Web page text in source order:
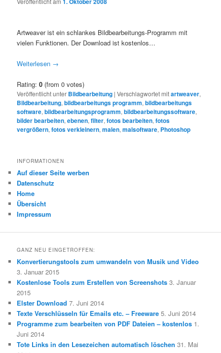
Artweaver ist ein schlankes Bildbearbeitungs-Programm mit
vielen Funktionen. Der Download ist kostenlos…
Weiterlesen →
Rating:0 (from 0 votes)
Veröffentlicht unter Bildbearbeitung |Verschlagwortet mitartweaver,
Bildbearbeitung,bildbearbeitungs programm,bildbearbeitungs
software,bildbearbeitungsprogramm,bildbearbeitungssoftware,
bilder bearbeiten,ebenen,filter,fotos bearbeiten,fotos
vergrößern,fotos verkleinern,malen,malsoftware, Photoshop
INFORMATIONEN
Auf dieser Seite werben
Datenschutz
Home
Übersicht
Impressum
GANZ NEU EINGETROFFEN:
Konvertierungstools zum umwandeln von Musik und Video
3. Januar 2015
Kostenlose Tools zum Erstellen von Screenshots 3. Januar
2015
Elster Download 7. Juni 2014
Texte Verschlüsseln für Emails etc. – Freeware 5. Juni 2014
Programme zum bearbeiten von PDF Dateien – kostenlos 1.
Juni 2014
Tote Links in den Lesezeichen automatisch löschen 31. Mai